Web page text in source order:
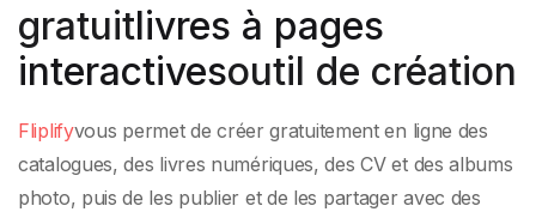
gratuitlivres à pages
interactivesoutil de création
Fliplifyvous permet de créer gratuitement en ligne des
catalogues, des livres numériques, des CV et des albums
photo, puis de les publier et de les partager avec des